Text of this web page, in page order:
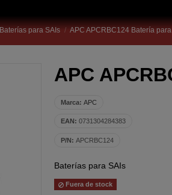
Baterías para SAIs APC APCRBC124 Batería para
APC
Marca: APC
EAN: 0731304284383
P/N: APCRBC124
Baterías para SAIs
Fuera de stock